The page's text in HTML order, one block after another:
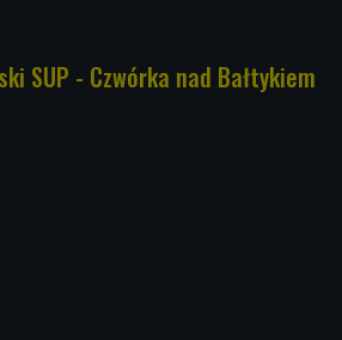
SUP - Czwórka nad Bałtykiem